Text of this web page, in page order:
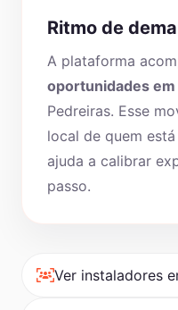
Ritmo de
A plataforma
oportunidades
Pedreiras. Esse
local de quem
ajuda a calibrar
passo.
Ver instaladores